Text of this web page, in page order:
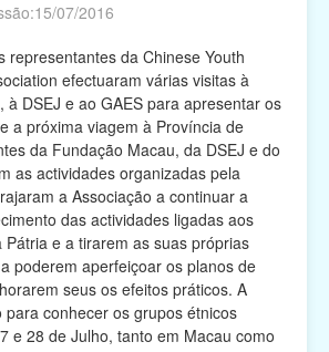
e de Conterrâneos
07/2016
representantes da Chinese Youth
efectuaram várias visitas à
à DSEJ e ao GAES para apresentar os
a próxima viagem à Província de
da Fundação Macau, da DSEJ e do
as actividades organizadas pela
a Associação a continuar a
das actividades ligadas aos
Pátria e a tirarem as suas próprias
poderem aperfeiçoar os planos de
seus os efeitos práticos. A
para conhecer os grupos étnicos
e 28 de Julho, tanto em Macau como